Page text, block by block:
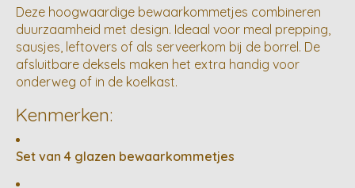
Deze hoogwaardige bewaarkommetjes combineren
duurzaamheid met design. Ideaal voor meal prepping,
sausjes, leftovers of als serveerkom bij de borrel. De
afsluitbare deksels maken het extra handig voor
onderweg of in de koelkast.
Kenmerken:
Set van 4 glazen bewaarkommetjes